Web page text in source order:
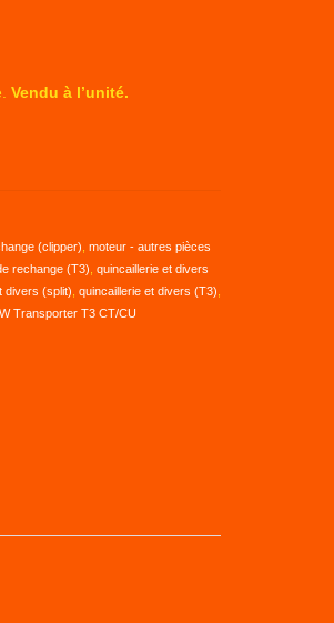
Vendu à l’unité.
(clipper) moteur - autres pièces
rechange (T3) quincaillerie et divers
divers (split) quincaillerie et divers (T3)
Transporter T3 CT/CU